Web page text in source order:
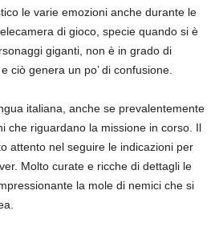
le varie emozioni anche durante le
di gioco, specie quando si è
giganti, non è in grado di
ciò genera un po’ di confusione.
italiana, anche se prevalentemente
che riguardano la missione in corso. Il
attento nel seguire le indicazioni per
Molto curate e ricche di dettagli le
la mole di nemici che si